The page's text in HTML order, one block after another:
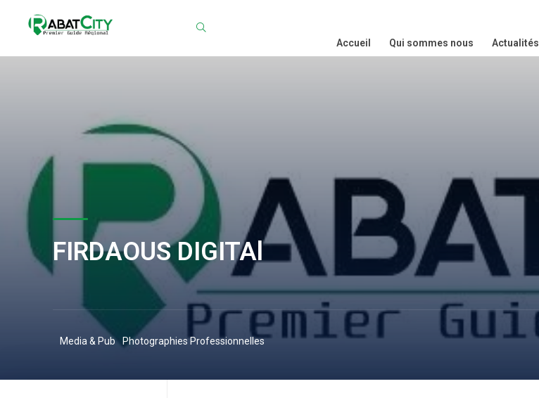
Accueil Qui sommes nous Actualités
FIRDAOUS DIGITAl
Media & Pub Photographies Professionnelles